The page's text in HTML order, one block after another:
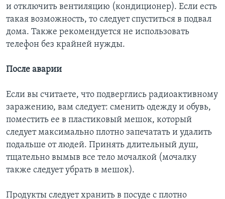
и отключить вентиляцию (кондиционер). Если есть
такая возможность, то следует спуститься в подвал
дома. Также рекомендуется не использовать
телефон без крайней нужды.
После аварии
Если вы считаете, что подверглись радиоактивному
заражению, вам следует: сменить одежду и обувь,
поместить ее в пластиковый мешок, который
следует максимально плотно запечатать и удалить
подальше от людей. Принять длительный душ,
тщательно вымыв все тело мочалкой (мочалку
также следует убрать в мешок).
Продукты следует хранить в посуде с плотно